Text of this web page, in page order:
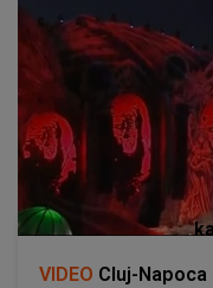
VIDEO Cluj-